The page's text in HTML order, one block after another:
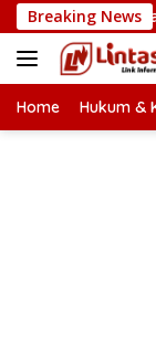
Langsung
ke
konten
Breaking News
Penantian
Home Hukum &